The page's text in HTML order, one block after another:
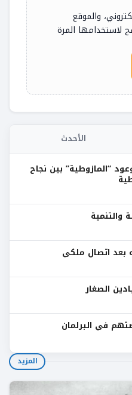
والموقع
لاستخدامها المرة
الأحدث
“المازوطية” بين نجاح
والتنمية
بعد اتصال ملكي
الصغار
في البرلمان
المزيد